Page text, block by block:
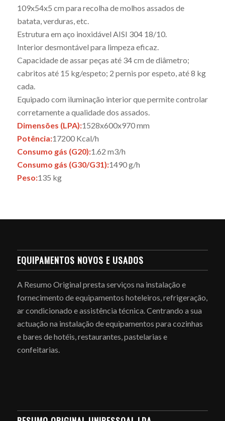
109x54x5 cm para recolha de molhos assados de
batata, verduras, etc.
Estrutura em aço inoxidável AISI 304 18/10.
Interior desmontável para limpeza eficaz.
Capacidade de assar peças até 34 cm de diâmetro;
cabritos até 15 kg/espeto; 2 pernis por espeto, até 8 kg
cada.
Equipado com iluminação interior que permite controlar
corretamente a qualidade dos assados.
Dimensões (LPA):1528x600x970 mm
Potência:17200 Kcal/h
Consumo gás (G20):1.62 m3/h
Consumo gás (G30/G31):1490 g/h
Peso:135 kg
EQUIPAMENTOS NOVOS E USADOS
A Resumo Original presta serviços na instalação e
fornecimento de equipamentos hoteleiros, refrigeração,
ar condicionado e assistência técnica. Centrando a sua
actuação na instalação de equipamentos para cozinhas
e bares de hotéis, restaurantes, pastelarias e
confeitarias.